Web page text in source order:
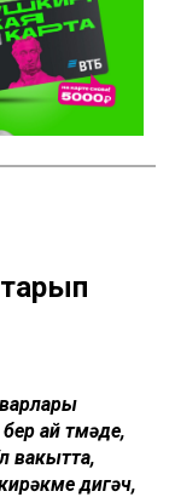
ай үтмәде,
вакытта,
дигәч,